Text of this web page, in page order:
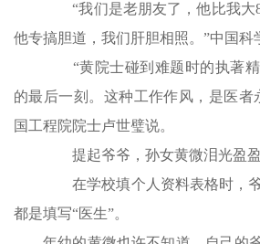
“我们是老朋友了，他比我大8
他专搞胆道，我们肝胆相照。”中国科
“黄院士碰到难题时的执著精
的最后一刻。这种工作作风，是医者
国工程院院士卢世璧说。
提起爷爷，孙女黄微泪光盈
在学校填个人资料表格时，爷
都是填写“医生”。